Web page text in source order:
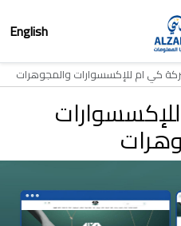
English
كي ام للإكسسوارات والمجوهرات